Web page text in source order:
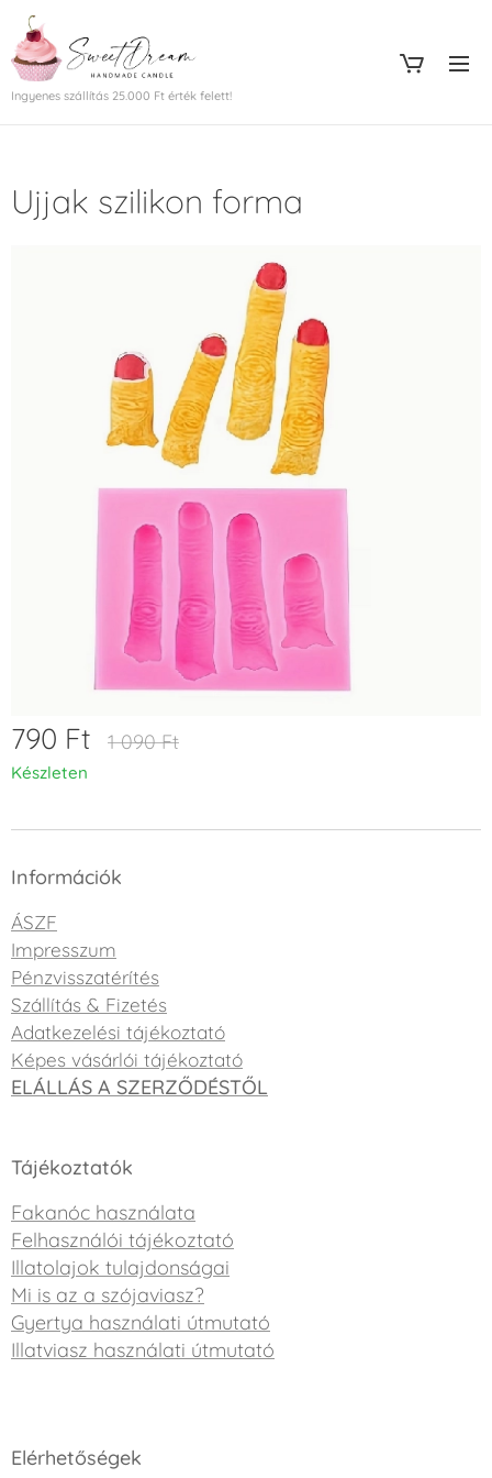
Ingyenes szállítás 25.000 Ft érték felett!
Ujjak szilikon forma
790 Ft 1 090Ft
Készleten
Információk
ÁSZF
Impresszum
Pénzvisszatérítés
Szállítás & Fizetés
Adatkezelési tájékoztató
Képes vásárlói tájékoztató
ELÁLLÁS A SZERZŐDÉSTŐL
Tájékoztatók
Fakanóc használata
Felhasználói tájékoztató
Illatolajok tulajdonságai
Mi is az a szójaviasz?
Gyertya használati útmutató
Illatviasz használati útmutató
Elérhetőségek